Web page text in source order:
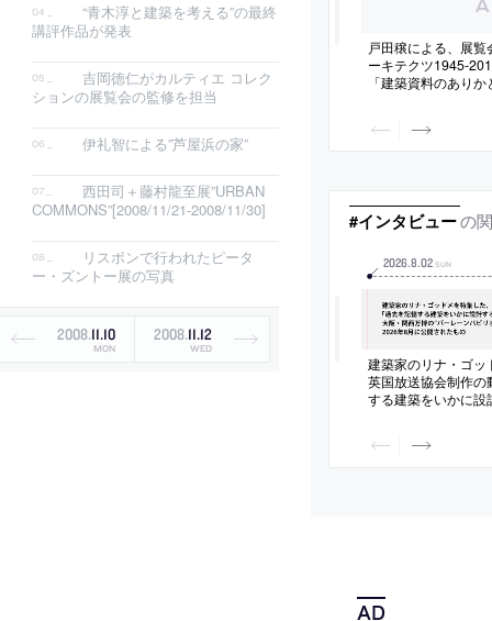
“青木淳と建築を考える”の最終
講評作品が発表
吉岡徳仁がカルティエ コレク
ションの展覧会の監修を担当
伊礼智による”芦屋浜の家”
西田司＋藤村龍至展”URBAN
COMMONS”[2008/11/21-2008/11/30]
リスボンで行われたピータ
ー・ズントー展の写真
2008.11.10
MON
2008.11.12
WED
戸田穣による、展
ーキテクツ1945-
「建築資料のあり
#インタビューの
2026.8.02 SUN
建築家のリナ・ゴッ
英国放送協会制作の
する建築をいかに設
年8月に公開された